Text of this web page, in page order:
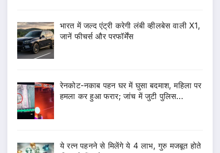
भारत में जल्द एंट्री करेगी लंबी व्हीलबेस वाली X1,
जानें फीचर्स और परफॉर्मेंस
रेनकोट-नकाब पहन घर में घुसा बदमाश, महिला पर
हमला कर हुआ फरार; जांच में जुटी पुलिस…
ये रत्न पहनने से मिलेंगे ये 4 लाभ, गुरु मजबूत होते